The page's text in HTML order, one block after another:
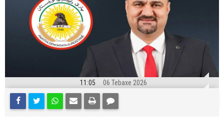
11:05 06 Tebaxe 2026